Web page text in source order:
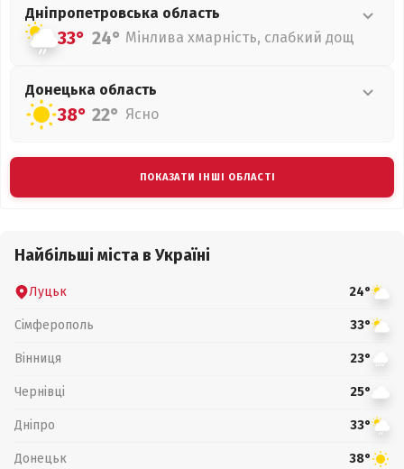
Дніпропетровська область
33° 24° Мінлива хмарність, слабкий дощ
Донецька область
38° 22° Ясно
ПОКАЗАТИ ІНШІ ОБЛАСТІ
Найбільші міста в Україні
Луцьк 24°
Сімферополь 33°
Вінниця 23°
Чернівці 25°
Дніпро 33°
Донецьк 38°